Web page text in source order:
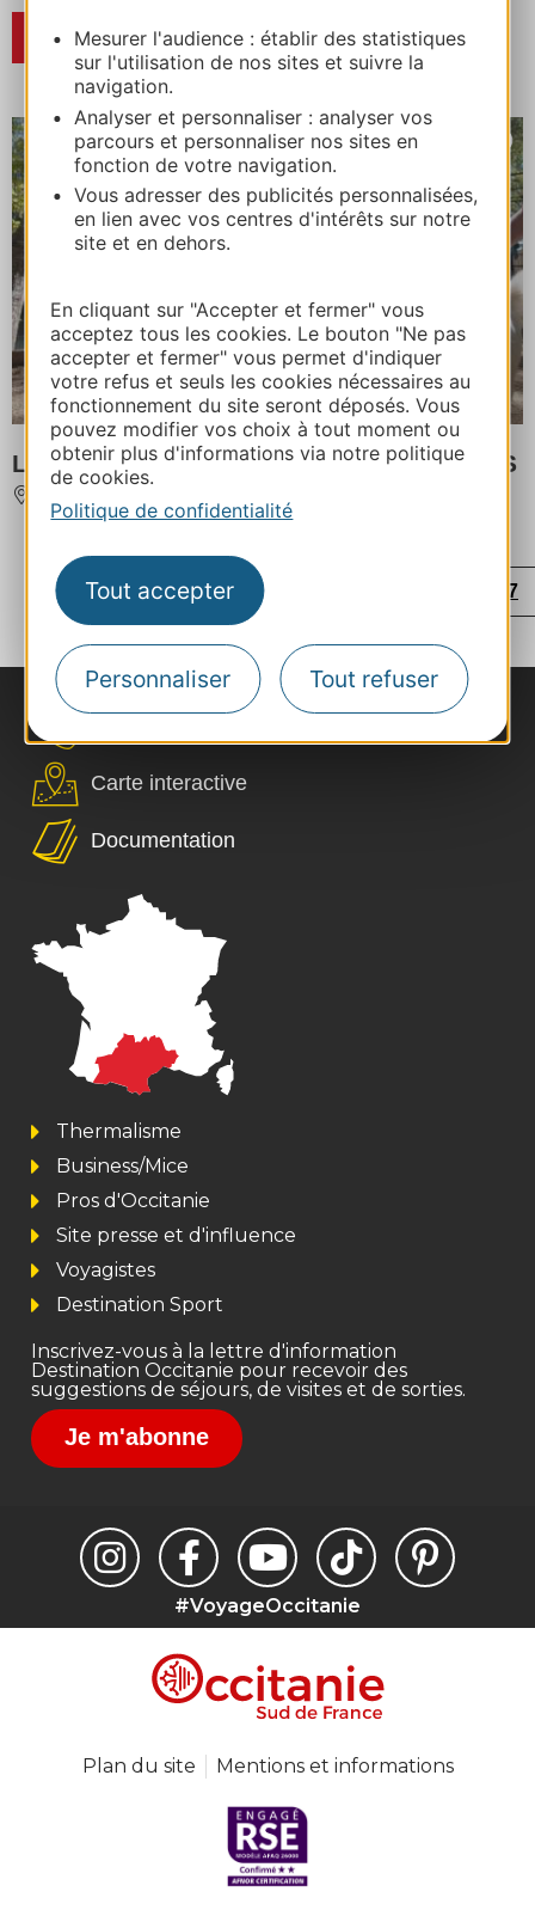
Mesurer l'audience : établir des statistiques
sur l'utilisation de nos sites et suivre la
navigation.
Analyser et personnaliser : analyser vos
parcours et personnaliser nos sites en
fonction de votre navigation.
Vous adresser des publicités personnalisées,
en lien avec vos centres d'intérêts sur notre
site et en dehors.
En cliquant sur "Accepter et fermer" vous
acceptez tous les cookies. Le bouton "Ne pas
accepter et fermer" vous permet d'indiquer
votre refus et seuls les cookies nécessaires au
fonctionnement du site seront déposés. Vous
pouvez modifier vos choix à tout moment ou
obtenir plus d'informations via notre politique
de cookies.
Politique de confidentialité
Tout accepter
Personnaliser Tout refuser
RÉSERVER
LES PETITS FERMIERS DE LANSARGUES
1 7 24 57
58 59 65 ›
Carte interactive
Documentation
Thermalisme
Business/Mice
Pros d'Occitanie
Site presse et d'influence
Voyagistes
Destination Sport
Inscrivez-vous à la lettre d'information
Destination Occitanie pour recevoir des
suggestions de séjours, de visites et de sorties.
Je m'abonne
#VoyageOccitanie
Plan du site Mentions et informations